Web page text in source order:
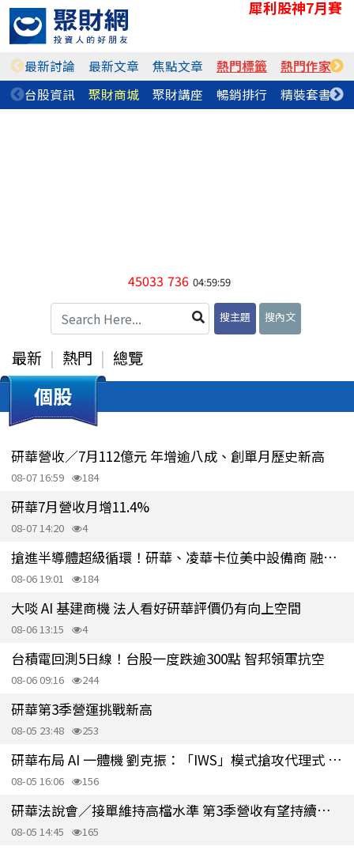
犀利股神7月賽
最新討論 最新文章 焦點文章 熱門標籤 熱門作家
台股資訊
聚財商城 聚財講座 暢銷排行 精裝套書
45033 736 04:59:59
搜主題 搜內文
最新 熱門 總覽
個股
研華營收／7月112億元 年增逾八成、創單月歷史新高
08-07 16:59 184
研華7月營收月增11.4%
08-07 14:20 4
搶進半導體超級循環！研華、凌華卡位美中設備商 融程喊2027營收翻倍
08-06 19:01 184
大啖 AI 基建商機 法人看好研華評價仍有向上空間
08-06 13:15 4
台積電回測5日線！台股一度跌逾300點 智邦領軍抗空
08-06 09:16 244
研華第3季營運挑戰新高
08-05 23:48 253
研華布局 AI 一體機 劉克振：「IWS」模式搶攻代理式 AI 商機
08-05 16:06 156
研華法說會／接單維持高檔水準 第3季營收有望持續創新高
08-05 14:45 165